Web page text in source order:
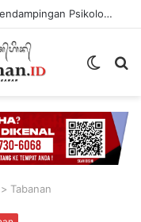
Polres Tabanan Beri Bantuan Dan Pendampingan Psikologis
Switch
> Tabanan